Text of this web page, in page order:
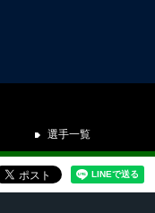
選手一覧